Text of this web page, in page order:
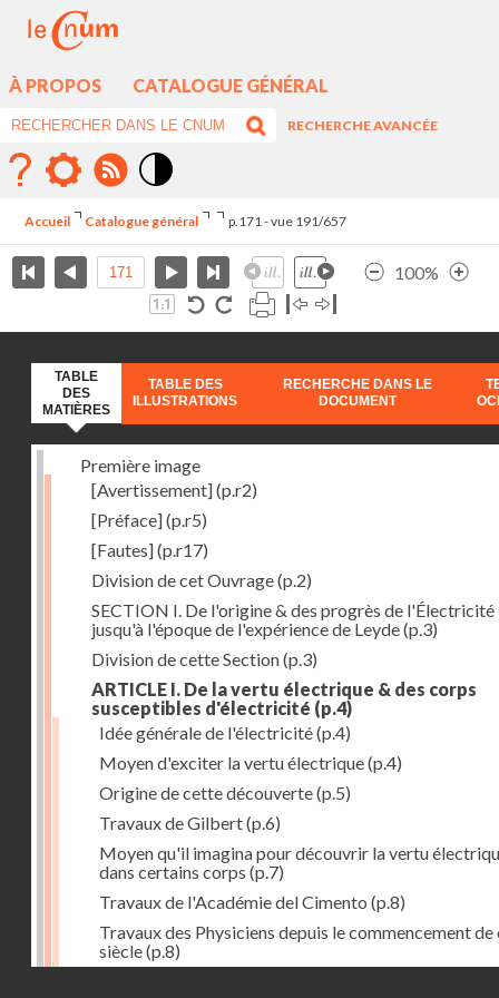
À PROPOS CATALOGUE GÉNÉRAL
RECHERCHE AVANCÉE
élévé
Accueil Catalogue général p.171 - vue 191/657
100%
TABLE
DES
MATIÈRES
TABLE DES
ILLUSTRATIONS
RECHERCHE DANS LE
DOCUMENT
Première image
[Avertissement](p.r2)
[Préface](p.r5)
[Fautes](p.r17)
Division de cet Ouvrage(p.2)
SECTION I. De l'origine & des progrès de l'Électricité
jusqu'à l'époque de l'expérience de Leyde(p.3)
Division de cette Section(p.3)
ARTICLE I. De la vertu électrique & des corps
susceptibles d'électricité (p.4)
Idée générale de l'électricité(p.4)
Moyen d'exciter la vertu électrique(p.4)
Origine de cette découverte(p.5)
Travaux de Gilbert(p.6)
Moyen qu'il imagina pour découvrir la vertu
dans certains corps (p.7)
Travaux de l'Académie del Cimento (p.8)
Travaux des Physiciens depuis le commencement de
siècle(p.8)